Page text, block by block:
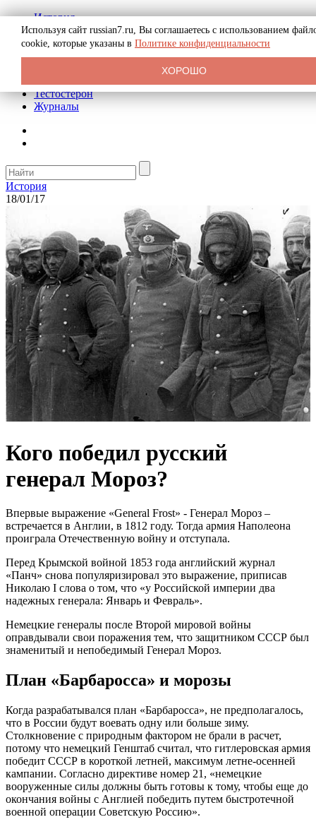
История
Биография
Криминал
Реклама на сайте
Тестостерон
Журналы
История
18/01/17
Кого победил русский
генерал Мороз?
Впервые выражение «General Frost» - Генерал Мороз –
встречается в Англии, в 1812 году. Тогда армия Наполеона
проиграла Отечественную войну и отступала.
Перед Крымской войной 1853 года английский журнал
«Панч» снова популяризировал это выражение, приписав
Николаю I слова о том, что «у Российской империи два
надежных генерала: Январь и Февраль».
Немецкие генералы после Второй мировой войны
оправдывали свои поражения тем, что защитником СССР был
знаменитый и непобедимый Генерал Мороз.
План «Барбаросса» и морозы
Когда разрабатывался план «Барбаросса», не предполагалось,
что в России будут воевать одну или больше зиму.
Столкновение с природным фактором не брали в расчет,
потому что немецкий Генштаб считал, что гитлеровская армия
победит СССР в короткой летней, максимум летне-осенней
кампании. Согласно директиве номер 21, «немецкие
вооруженные силы должны быть готовы к тому, чтобы еще до
окончания войны с Англией победить путем быстротечной
военной операции Советскую Россию».
Используя сайт russian7.ru, Вы соглашаетесь с использованием
cookie, которые указаны в Политике конфиденциальности
ХОРОШО